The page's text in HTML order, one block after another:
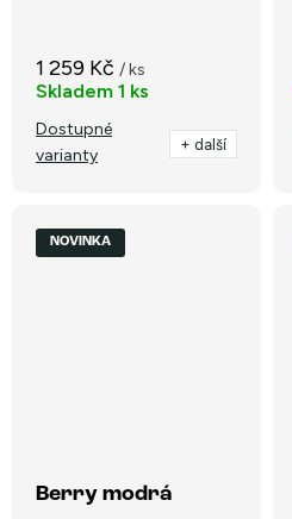
1 259 Kč / ks
Skladem 1 ks
Dostupné
varianty
+ další
NOVINKA
Berry modrá